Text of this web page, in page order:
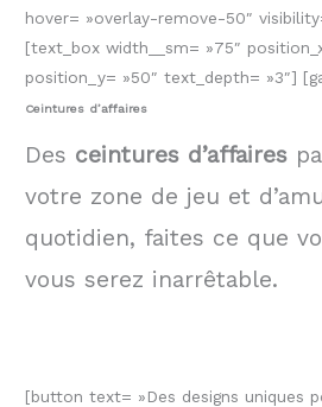
hover= »overlay-remove-50″
[text_box width__sm= »75″
position_y= »50″ text_depth= »3″]
Ceintures d’affaires
Des ceintures d’affaires
votre zone de jeu et
quotidien, faites ce que
vous serez inarrêtable.
[button text= »Des designs uniques